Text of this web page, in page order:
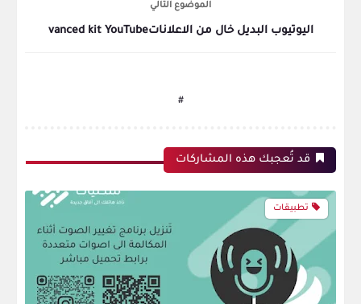
الموضوع التالي
اليوتيوب البديل خال من الاعلاناتvanced kit YouTube
#
قد تُعجبك هذه المشاركات
تطبيقات